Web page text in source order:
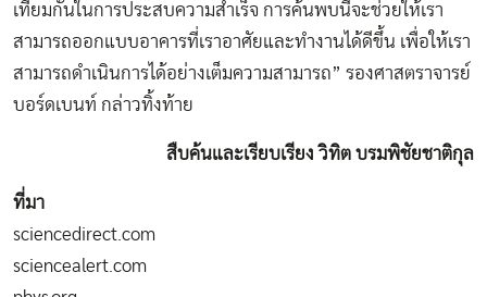
เทียมกันในการประสบความสำเร็จ การค้นพบนี้จะช่วยให้เรา
สามารถออกแบบอาคารที่เราอาศัยและทำงานได้ดีขึ้น เพื่อให้เรา
สามารถดำเนินการได้อย่างเต็มความสามารถ” รองศาสตราจารย์
บอร์ดเบนท์ กล่าวทิ้งท้าย
สืบค้นและเรียบเรียง วิทิต บรมพิชัยชาติกุล
ที่มา
sciencedirect.com
sciencealert.com